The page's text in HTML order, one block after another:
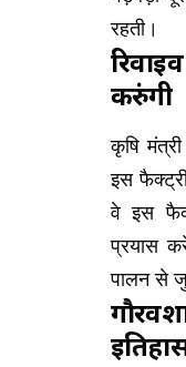
रहती।
करुंगी
कृषि
इस
वे इस
प्रयास
पालन से